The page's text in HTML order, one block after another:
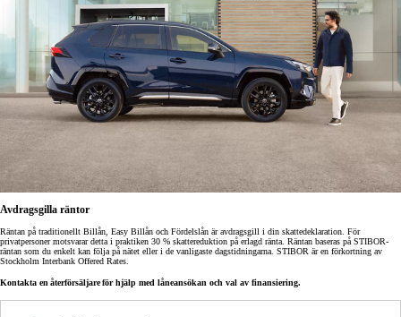
Avdragsgilla räntor
Räntan på traditionellt Billån, Easy Billån och Fördelslån är avdragsgill i din skattedeklaration. För
privatpersoner motsvarar detta i praktiken 30 % skattereduktion på erlagd ränta. Räntan baseras på STIBOR-
räntan som du enkelt kan följa på nätet eller i de vanligaste dagstidningarna. STIBOR är en förkortning av
Stockholm Interbank Offered Rates.
Kontakta en återförsäljare för hjälp med låneansökan och val av finansiering.